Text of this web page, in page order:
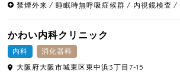
禁煙外来
睡眠時無呼吸症候群 内視鏡検査
かわい内科クリニック
内科
消化器科
大阪府大阪市城東区東中浜3丁目7-15